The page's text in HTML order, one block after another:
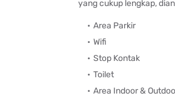
yang cukup lengkap,
Area Parkir
Wifi
Stop Kontak
Toilet
Area Indoor &